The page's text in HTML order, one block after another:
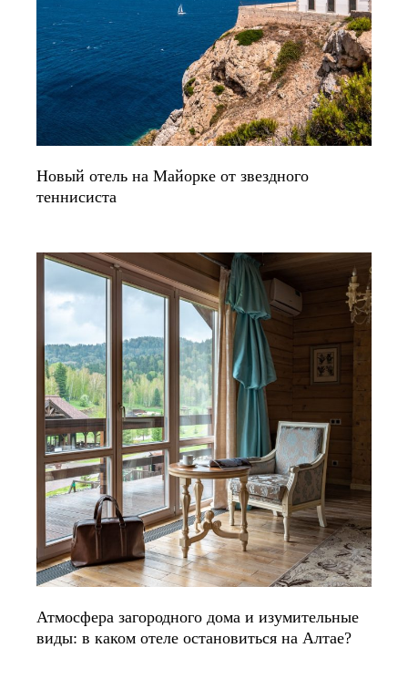
Новый отель на Майорке от звездного
теннисиста
Атмосфера загородного дома и изумительные
виды: в каком отеле остановиться на Алтае?